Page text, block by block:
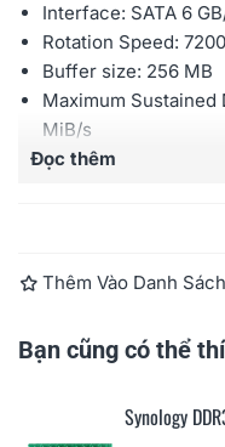
Interface: SATA 6
Rotation Speed:
Buffer size: 256 MB
Maximum Sustained
MiB/s
Mean Time to
Đọc thêm
Thêm Vào Danh
Bạn cũng có thể
Synology